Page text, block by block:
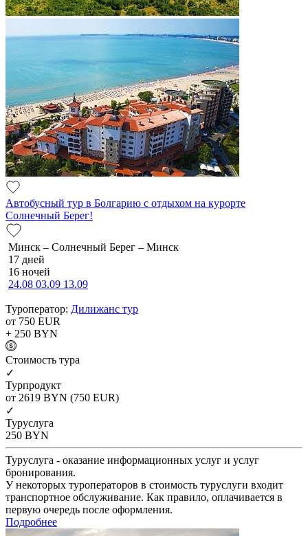
Автобусный тур в Болгарию с отдыхом на курорте
Солнечный Берег!
Минск – Солнечный Берег – Минск
17 дней
16 ночей
24.08 03.09 13.09
Туроператор: Дилижанс тур
от 750 EUR
+ 250 BYN
Cтоимость тура
✓
Турпродукт
от 2619 BYN (750 EUR)
✓
Туруслуга
250 BYN
Туруслуга - оказание информационных услуг и услуг
бронирования.
У некоторых туроператоров в стоимость туруслуги входит
транспортное обслуживание. Как правило, оплачивается в
первую очередь после оформления.
Подробнее